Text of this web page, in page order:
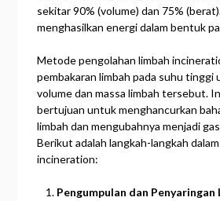
sekitar 90% (volume) dan 75%
menghasilkan energi dalam bentuk
Metode pengolahan limbah
pembakaran limbah pada suhu tinggi
volume dan massa limbah tersebut.
bertujuan untuk menghancurkan
limbah dan mengubahnya menjadi
Berikut adalah langkah-langkah
incineration:
Pengumpulan dan Penyaringan